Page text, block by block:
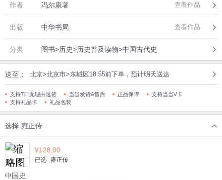
作者 冯尔康著 查看作品
出版 中华书局 查看作品
分类 图书>历史>历史普及读物>中国古代史
送至： 北京>北京市>东城区18:55前下单，预计明天送达
支持7日无理由退货 当当发货&售后 正品保障
支持当当V卡
支持礼品卡
礼品包装
选择 雍正传
¥128.00
已选 雍正传
中国史